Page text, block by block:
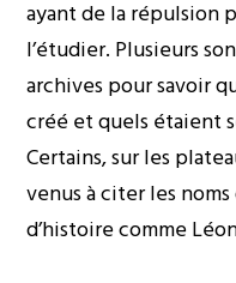
ayant de la répulsion
l’étudier. Plusieurs
archives pour savoir
créé et quels étaient
Certains, sur les
venus à citer les
d’histoire comme